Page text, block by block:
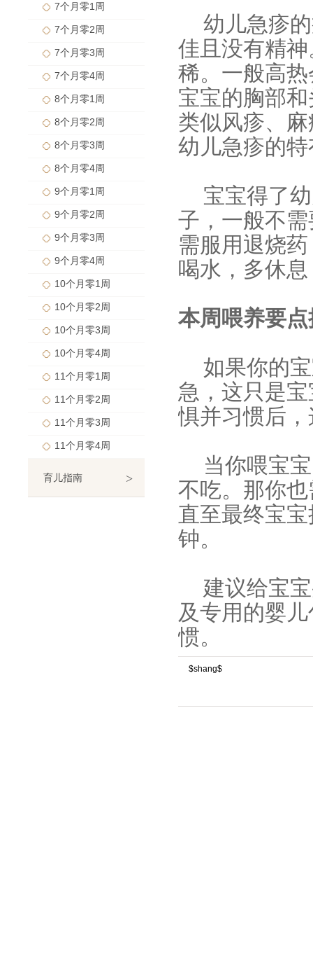
7个月零1周
7个月零2周
7个月零3周
7个月零4周
8个月零1周
8个月零2周
8个月零3周
8个月零4周
9个月零1周
9个月零2周
9个月零3周
9个月零4周
10个月零1周
10个月零2周
10个月零3周
10个月零4周
11个月零1周
11个月零2周
11个月零3周
11个月零4周
育儿指南 >
幼儿急疹
佳且没有精
稀。一般高
宝宝的胸部
类似风疹、
幼儿急疹的
宝宝得了
子，一般不
需服用退烧
喝水，多休
本周喂养要
如果你的
急，这只是
惧并习惯后
当你喂宝
不吃。那你
直至最终宝
钟。
建议给宝
及专用的婴
惯。
$shang$